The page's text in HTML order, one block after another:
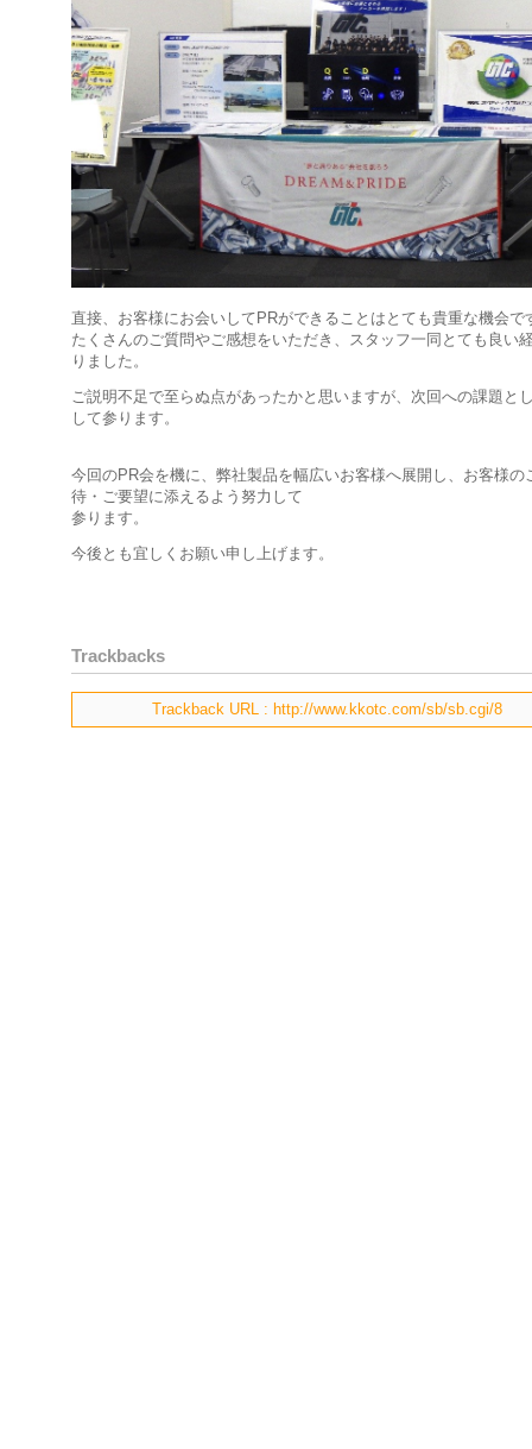
直接、お客様にお会いしてPRができることはとても貴重な機会で
たくさんのご質問やご感想をいただき、スタッフ一同とても良い
りました。
ご説明不足で至らぬ点があったかと思いますが、次回への課題と
して参ります。
今回のPR会を機に、弊社製品を幅広いお客様へ展開し、お客様の
待・ご要望に添えるよう努力して
参ります。
今後とも宜しくお願い申し上げます。
Trackbacks
Trackback URL : http://www.kkotc.com/sb/sb.cgi/8